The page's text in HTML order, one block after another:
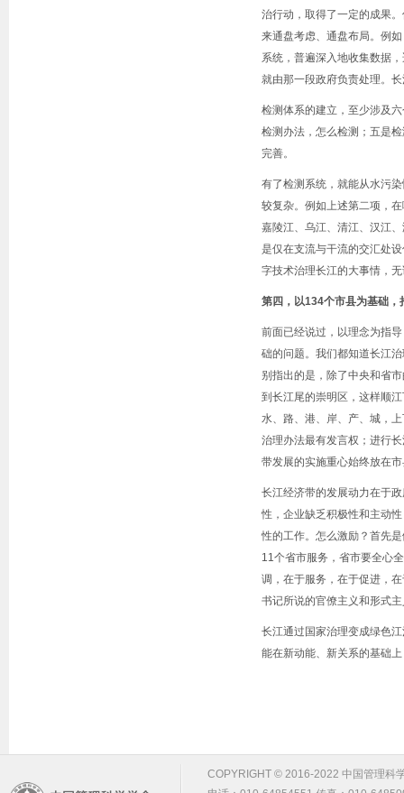
治行动，取得了一定的成果
来通盘考虑、通盘布局。例
系统，普遍深入地收集数据
就由那一段政府负责处理。
检测体系的建立，至少涉及
检测办法，怎么检测；五是
完善。
有了检测系统，就能从水污
较复杂。例如上述第二项，
嘉陵江、乌江、清江、汉江
是仅在支流与干流的交汇处
字技术治理长江的大事情，
第四，以134个市县为基础
前面已经说过，以理念为指
础的问题。我们都知道长江
别指出的是，除了中央和省
到长江尾的崇明区，这样顺
水、路、港、岸、产、城，
治理办法最有发言权；进行
带发展的实施重心始终放在
长江经济带的发展动力在于
性，企业缺乏积极性和主动
性的工作。怎么激励？首先
11个省市服务，省市要全心
调，在于服务，在于促进，
书记所说的官僚主义和形式
长江通过国家治理变成绿色
能在新动能、新关系的基础
COPYRIGHT © 2016-2022 中国管理科